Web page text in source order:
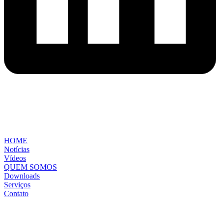
HOME
Notícias
Vídeos
QUEM SOMOS
Downloads
Serviços
Contato